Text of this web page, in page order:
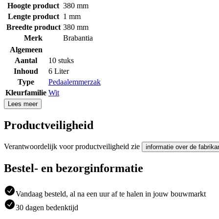
Hoogte product 380 mm
Lengte product 1 mm
Breedte product 380 mm
Merk
Brabantia
Algemeen
Aantal
10 stuks
Inhoud
6 Liter
Type
Pedaalemmerzak
Kleurfamilie Wit
Lees meer
Productveiligheid
Verantwoordelijk voor productveiligheid zie informatie over de
Bestel- en bezorginformatie
Vandaag besteld, al na een uur af te halen in jouw bouwmarkt
30 dagen bedenktijd